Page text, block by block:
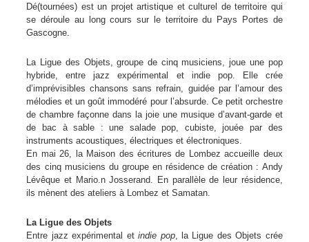
Dé(tournées) est un projet artistique et culturel de territoire qui
se déroule au long cours sur le territoire du Pays Portes de
Gascogne
La Ligue des Objets,
groupe de cinq musiciens, joue une pop
hybride, entre jazz expérimental et indie pop. Elle crée
d’imprévisibles chansons sans refrain, guidée par l’amour des
mélodies et un goût immodéré pour l’absurde. Ce petit orchestre
de chambre façonne dans la joie une musique d’avant-garde et
de bac à sable : une salade pop, cubiste, jouée par des
instruments acoustiques, électriques et électroniques.
En mai 26, la Maison des écritures de Lombezaccueille deux
des cinq musiciens du groupe en résidence de création : Andy
Lévêque et Mario.n Josserand. En parallèle de leur résidence,
ils mènent des ateliers à Lombez et Samatan.
La Ligue des Objets
Entre jazz expérimental etindie pop, la Ligue des Objets crée